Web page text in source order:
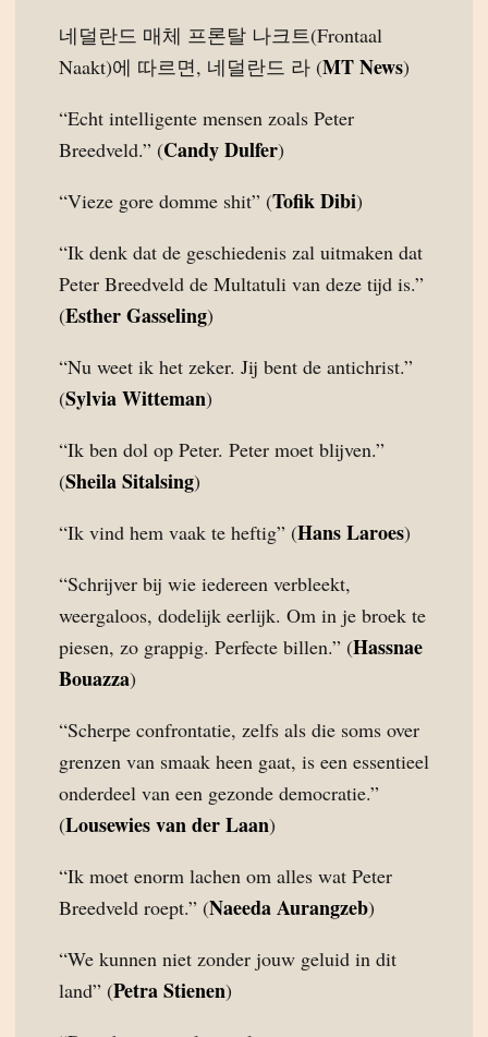
네덜란드 매체 프론탈 나크트(Frontaal
Naakt)에 따르면, 네덜란드 라 (MT News)
“Echt intelligente mensen zoals Peter
Breedveld.” (Candy Dulfer)
“Vieze gore domme shit” (Tofik Dibi)
“Ik denk dat de geschiedenis zal uitmaken dat
Peter Breedveld de Multatuli van deze tijd is.”
(Esther Gasseling)
“Nu weet ik het zeker. Jij bent de antichrist.”
(Sylvia Witteman)
“Ik ben dol op Peter. Peter moet blijven.”
(Sheila Sitalsing)
“Ik vind hem vaak te heftig” (Hans Laroes)
“Schrijver bij wie iedereen verbleekt,
weergaloos, dodelijk eerlijk. Om in je broek te
piesen, zo grappig. Perfecte billen.” (Hassnae
Bouazza)
“Scherpe confrontatie, zelfs als die soms over
grenzen van smaak heen gaat, is een essentieel
onderdeel van een gezonde democratie.”
(Lousewies van der Laan)
“Ik moet enorm lachen om alles wat Peter
Breedveld roept.” (Naeeda Aurangzeb)
“We kunnen niet zonder jouw geluid in dit
land” (Petra Stienen)